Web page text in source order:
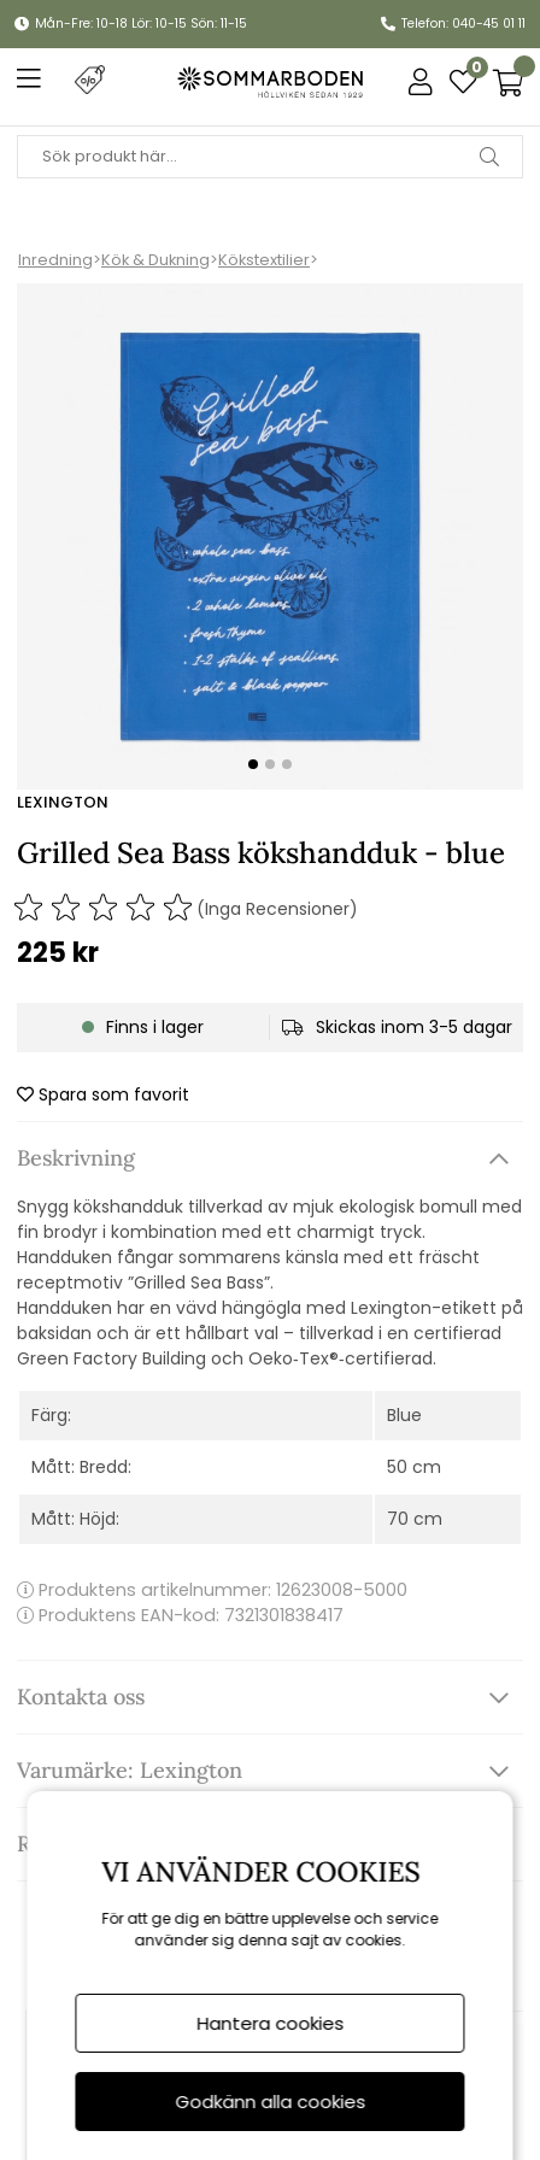
Mån-Fre: 10-18 Lör: 10-15 Sön: 11-15 Telefon: 040-45 01 11
0
Inredning>Kök & Dukning>Kökstextilier>
LEXINGTON
Grilled Sea Bass kökshandduk - blue
(Inga Recensioner)
225 kr
Finns i lager Skickas inom 3-5 dagar
Spara som favorit
Beskrivning
Snygg kökshandduk tillverkad av mjuk ekologisk bomull med
fin brodyr i kombination med ett charmigt tryck.
Handduken fångar sommarens känsla med ett fräscht
receptmotiv ”Grilled Sea Bass”.
Handduken har en vävd hängögla med Lexington-etikett på
baksidan och är ett hållbart val – tillverkad i en certifierad
Green Factory Building och Oeko‑Tex®‑certifierad.
Färg: Blue
Mått: Bredd: 50 cm
Mått: Höjd: 70 cm
Produktens artikelnummer: 12623008-5000
Produktens EAN-kod: 7321301838417
Kontakta oss
Varumärke: Lexington
Recensioner
Rekommenderade tillbehör
VI ANVÄNDER COOKIES
För att ge dig en bättre upplevelse och service
använder sig denna sajt av cookies.
Hantera cookies
Godkänn alla cookies